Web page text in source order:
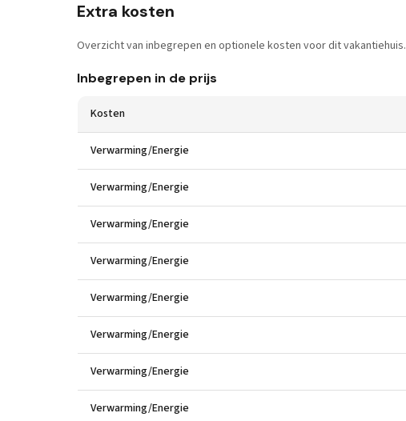
Extra kosten
Overzicht van inbegrepen en optionele kosten voor dit vakantiehuis.
Inbegrepen in de prijs
Kosten
Verwarming/Energie
Verwarming/Energie
Verwarming/Energie
Verwarming/Energie
Verwarming/Energie
Verwarming/Energie
Verwarming/Energie
Verwarming/Energie